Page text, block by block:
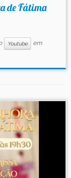
de Fátima
Youtube
em